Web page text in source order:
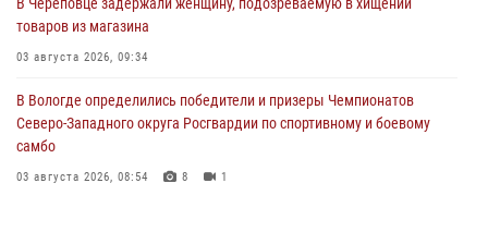
товаров из магазина
03 августа 2026, 09:34
В Вологде определились победители и призеры Чемпионатов
Северо-Западного округа Росгвардии по спортивному и боевому
самбо
03 августа 2026, 08:54 8 1